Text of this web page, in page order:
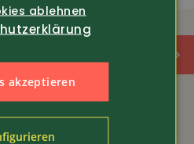
ablehnen
akzeptieren